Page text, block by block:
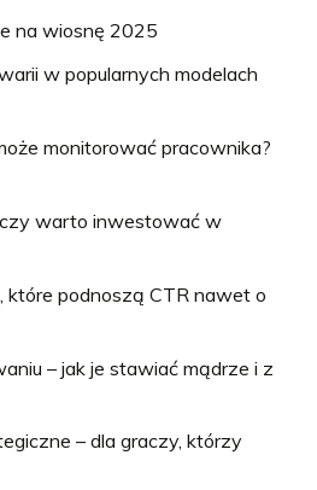
na wiosnę 2025
w popularnych modelach
monitorować pracownika?
czy warto inwestować w
które podnoszą CTR nawet o
– jak je stawiać mądrze i z
– dla graczy, którzy